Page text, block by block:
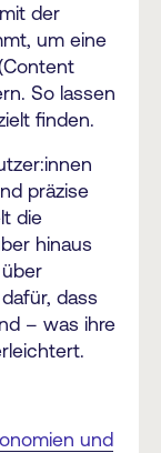
der
um eine
So lassen
finden.
präzise
die
hinaus
dass
– was ihre
und